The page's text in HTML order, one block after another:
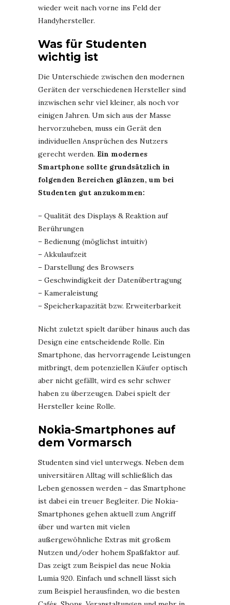
wieder weit nach vorne ins Feld der
Handyhersteller.
Was für Studenten
wichtig ist
Die Unterschiede zwischen den modernen
Geräten der verschiedenen Hersteller sind
inzwischen sehr viel kleiner, als noch vor
einigen Jahren. Um sich aus der Masse
hervorzuheben, muss ein Gerät den
individuellen Ansprüchen des Nutzers
gerecht werden. Ein modernes
Smartphone sollte grundsätzlich in
folgenden Bereichen glänzen, um bei
Studenten gut anzukommen:
– Qualität des Displays & Reaktion auf
Berührungen
– Bedienung (möglichst intuitiv)
– Akkulaufzeit
– Darstellung des Browsers
– Geschwindigkeit der Datenübertragung
– Kameraleistung
– Speicherkapazität bzw. Erweiterbarkeit
Nicht zuletzt spielt darüber hinaus auch das
Design eine entscheidende Rolle. Ein
Smartphone, das hervorragende Leistungen
mitbringt, dem potenziellen Käufer optisch
aber nicht gefällt, wird es sehr schwer
haben zu überzeugen. Dabei spielt der
Hersteller keine Rolle.
Nokia-Smartphones auf
dem Vormarsch
Studenten sind viel unterwegs. Neben dem
universitären Alltag will schließlich das
Leben genossen werden – das Smartphone
ist dabei ein treuer Begleiter. Die Nokia-
Smartphones gehen aktuell zum Angriff
über und warten mit vielen
außergewöhnliche Extras mit großem
Nutzen und/oder hohem Spaßfaktor auf.
Das zeigt zum Beispiel das neue Nokia
Lumia 920. Einfach und schnell lässt sich
zum Beispiel herausfinden, wo die besten